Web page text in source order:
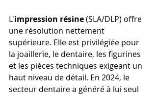
L'impression résine (SLA/DLP) offre
une résolution nettement
supérieure. Elle est privilégiée pour
la joaillerie, le dentaire, les figurines
et les pièces techniques exigeant un
haut niveau de détail. En 2024, le
secteur dentaire a généré à lui seul